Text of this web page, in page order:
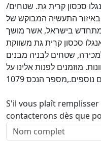
סכסון קרית גת. שטחים/
התעשיה המבוקש של
ומתחדש בישראל, אשר מושך
סכסון קרית גת משווקת
שטחים לבניה מבנים
מוזמנים לפנות אלינו על
הנכס 1079
S'il vous plaît
contacterons dès que